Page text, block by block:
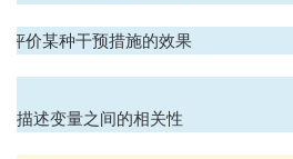
评价某种干预措施的效果
描述变量之间的相关性